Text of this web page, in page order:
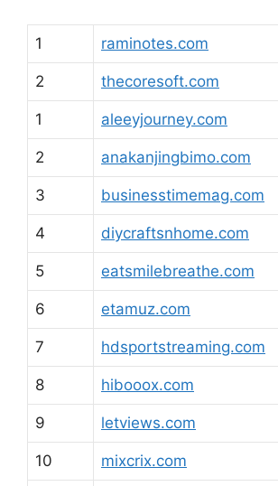
1 raminotes.com
2 thecoresoft.com
1 aleeyjourney.com
2 anakanjingbimo.com
3 businesstimemag.com
4 diycraftsnhome.com
5 eatsmilebreathe.com
6 etamuz.com
7 hdsportstreaming.com
8 hibooox.com
9 letviews.com
10 mixcrix.com